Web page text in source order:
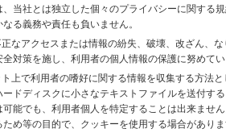
、当社とは独立した個々のプライバシーに関する
る義務や責任も負いません。
なアクセスまたは情報の紛失、破壊、改ざん、
対策を施し、利用者の個人情報の保護に努めてい
上で利用者の嗜好に関する情報を収集する方法
ードディスクに小さなテキストファイルを送付す
可能でも、利用者個人を特定することは出来ませ
め等の目的で、クッキーを使用する場合がありま